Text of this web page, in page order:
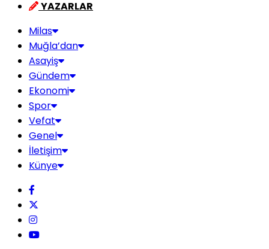
YAZARLAR
Milas
Muğla’dan
Asayiş
Gündem
Ekonomi
Spor
Vefat
Genel
İletişim
Künye